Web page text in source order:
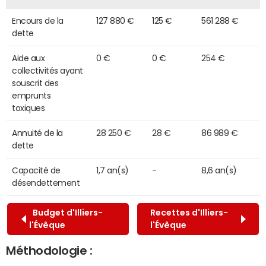
Encours de la
dette
127 880 € 125 € 561 288 €
Aide aux
collectivités ayant
souscrit des
emprunts
toxiques
0 € 0 € 254 €
Annuité de la
dette
28 250 € 28 € 86 989 €
Capacité de
désendettement
1,7 an(s) - 8,6 an(s)
Budget d'Illiers-
l'Évêque
Recettes d'Illiers-
l'Évêque
Méthodologie :